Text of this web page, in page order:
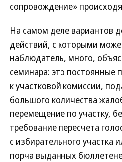
сопровождение»
На самом деле вариантов
действий, с которыми
наблюдатель, много,
семинара: это постоянные
к участковой комиссии,
большого количества
перемещение по участку,
требование пересчета
с избирательного участка
порча выданных